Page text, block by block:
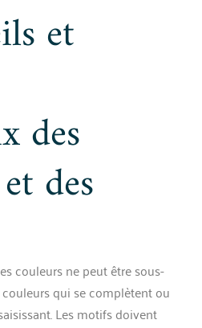
et
des
des
couleurs ne peut être sous-
qui se complètent ou
Les motifs doivent